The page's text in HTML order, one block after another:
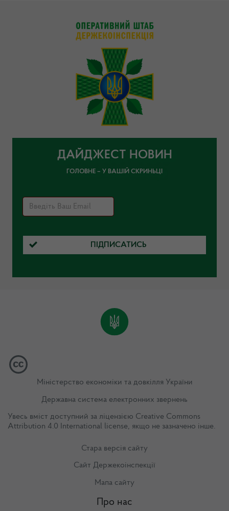
ДАЙДЖЕСТ НОВИН
ГОЛОВНЕ – У ВАШІЙ СКРИНЬЦІ
ПІДПИСАТИСЬ
Міністерство економіки та довкілля України
Державна система електронних звернень
Увесь вміст доступний за ліцензією Creative Commons
Attribution 4.0 International license, якщо не зазначено інше.
Стара версія сайту
Сайт Держекоінспекції
Мапа сайту
Про нас